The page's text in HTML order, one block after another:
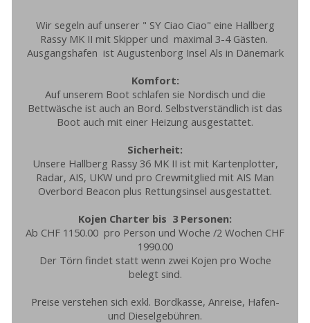
Wir segeln auf unserer " SY Ciao Ciao" eine Hallberg
Rassy MK II mit Skipper und maximal 3-4 Gästen.
Ausgangshafen ist Augustenborg Insel Als in Dänemark
Komfort:
Auf unserem Boot schlafen sie Nordisch und die
Bettwäsche ist auch an Bord. Selbstverständlich ist das
Boot auch mit einer Heizung ausgestattet.
Sicherheit:
Unsere Hallberg Rassy 36 MK II ist mit Kartenplotter,
Radar, AIS, UKW und pro Crewmitglied mit AIS Man
Overbord Beacon plus Rettungsinsel ausgestattet.
Kojen Charter bis 3 Personen:
Ab CHF 1150.00 pro Person und Woche /2 Wochen CHF
1990.00
Der Törn findet statt wenn zwei Kojen pro Woche
belegt sind.
Preise verstehen sich exkl. Bordkasse, Anreise, Hafen-
und Dieselgebühren.